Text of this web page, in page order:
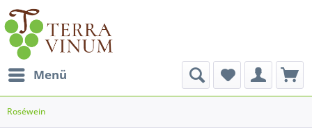
Menü
Roséwein